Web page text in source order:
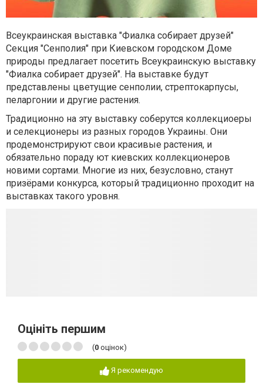
Всеукраинская выставка "Фиалка собирает друзей"
Секция "Сенполия" при Киевском городском Доме
природы предлагает посетить Всеукраинскую выставку
"Фиалка собирает друзей". На выставке будут
представлены цветущие сенполии, стрептокарпусы,
пеларгонии и другие растения.
Традиционно на эту выставку соберутся коллекциоеры
и селекционеры из разных городов Украины. Они
продемонстрируют свои красивые растения, и
обязательно пораду ют киевских коллекционеров
новими сортами. Многие из них, безусловно, станут
призёрами конкурса, который традиционно проходит на
выставках такого уровня.
Оцініть першим
(0 оцінок)
Я рекомендую